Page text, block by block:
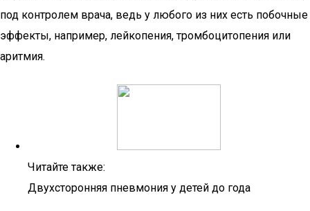
под контролем врача, ведь у любого из них есть побочные
эффекты, например, лейкопения, тромбоцитопения или
аритмия.
Читайте также:
Двухсторонняя пневмония у детей до года